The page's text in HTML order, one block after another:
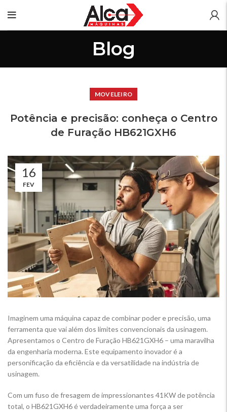
Blog
MOVELEIRO
Potência e precisão: conheça o Centro
de Furação HB621GXH6
16
FEV
Imaginem uma máquina capaz de combinar poder e precisão, uma
ferramenta que vai além dos limites convencionais da usinagem.
Apresentamos o Centro de Furação HB621GXH6 – uma maravilha
da engenharia moderna. Este equipamento inovador é a
personificação da eficiência e da versatilidade na indústria de
usinagem.
Com um fuso de fresagem de impressionantes 41KW de potência
total, o HB621GXH6 é verdadeiramente uma força a ser